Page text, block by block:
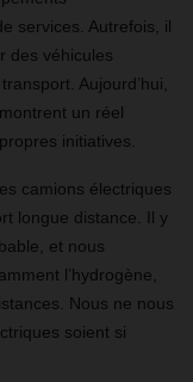
services. Autrefois, il
des véhicules
Aujourd’hui,
un réel
initiatives.
camions électriques
longue distance. Il y
et nous
l’hydrogène,
Nous ne nous
soient si